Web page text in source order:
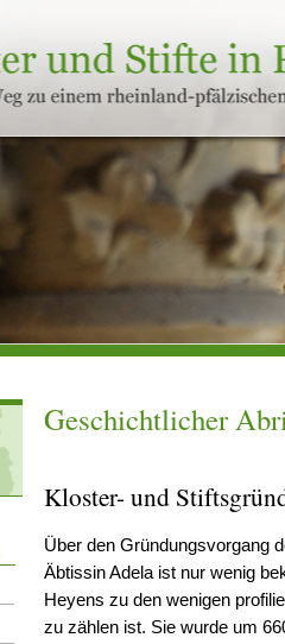
Geschichtlicher
Kloster- und
Über den Gründungsvorgang
Äbtissin Adela ist nur wenig
Heyens zu den wenigen
zu zählen ist. Sie wurde um